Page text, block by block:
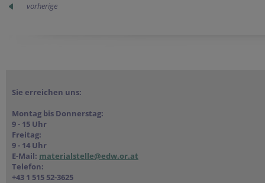
vorherige
Sie erreichen uns:
Montag bis Donnerstag:
9 - 15 Uhr
Freitag:
9 - 14 Uhr
E-Mail: materialstelle@edw.or.at
Telefon:
+43 1 515 52-3625